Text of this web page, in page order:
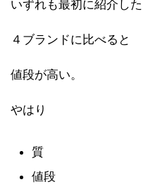
いずれも最初に紹介した
４ブランドに比べると
値段が高い。
やはり
質
値段